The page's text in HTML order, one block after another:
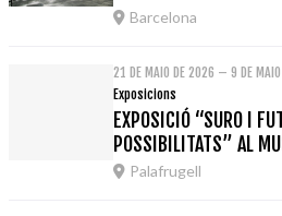
Barcelona
21 DE MAIO DE 2026 – 9 DE
Exposicions
EXPOSICIÓ “SURO I
POSSIBILITATS” AL
Palafrugell